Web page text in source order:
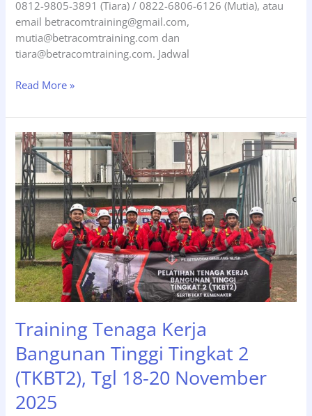
0812-9805-3891 (Tiara) / 0822-6806-6126 (Mutia), atau
email betracomtraining@gmail.com,
mutia@betracomtraining.com dan
tiara@betracomtraining.com. Jadwal
Pelatihan
Kerja
Bangunan
Tinggi
Tingkat
2
(TKBT2),
Tgl
16-
18
Desember
2025
Read More »
Training Tenaga Kerja
Bangunan Tinggi Tingkat 2
(TKBT2), Tgl 18-20 November
2025